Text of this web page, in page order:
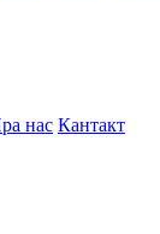
нас Кантакт